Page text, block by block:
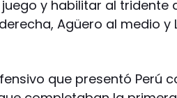
y habilitar al tridente
Agüero al medio y
que presentó Perú